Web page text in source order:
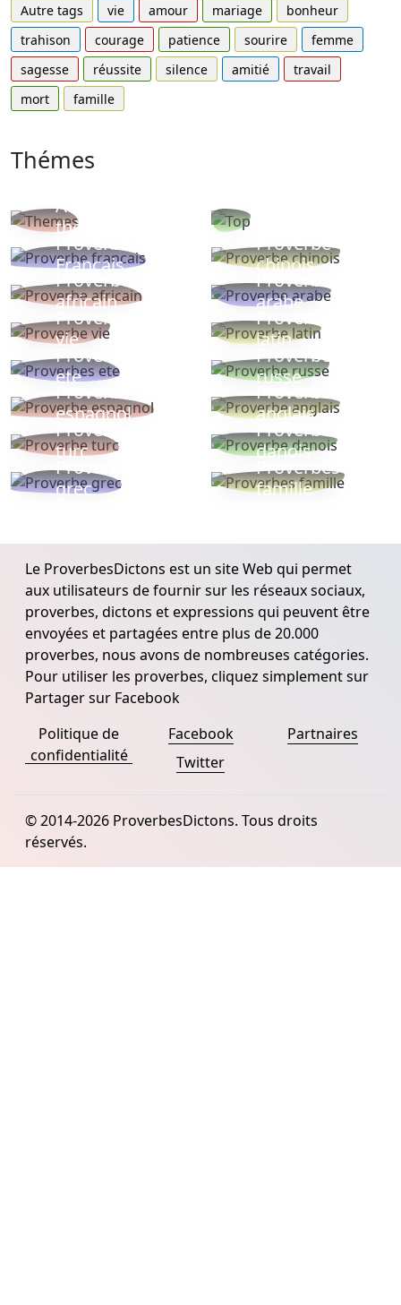
Autre tags vie amour mariage
bonheur
trahison
courage patience sourire
femme
sagesse
réussite silence amitié
travail
mort
famille
Thémes
Autres
thèmes
Proverbe
Français
Proverbe
chinois
Proverbe
africain
Proverbe
arabe
Proverbe
vie
Proverbe
latin
Proverbes
ete
Proverbe
russe
Proverbe
espagnol
Proverbe
anglais
Proverbe
turc
Proverbe
danois
Proverbe
grec
Proverbes
famille
Le ProverbesDictons est un site Web qui permet
aux utilisateurs de fournir sur les réseaux sociaux,
proverbes, dictons et expressions qui peuvent être
envoyées et partagées entre plus de 20.000
proverbes, nous avons de nombreuses catégories.
Pour utiliser les proverbes, cliquez simplement sur
Partager sur Facebook
Politique de
confidentialité
Facebook
Twitter
Partnaires
© 2014-2026 ProverbesDictons. Tous droits
réservés.